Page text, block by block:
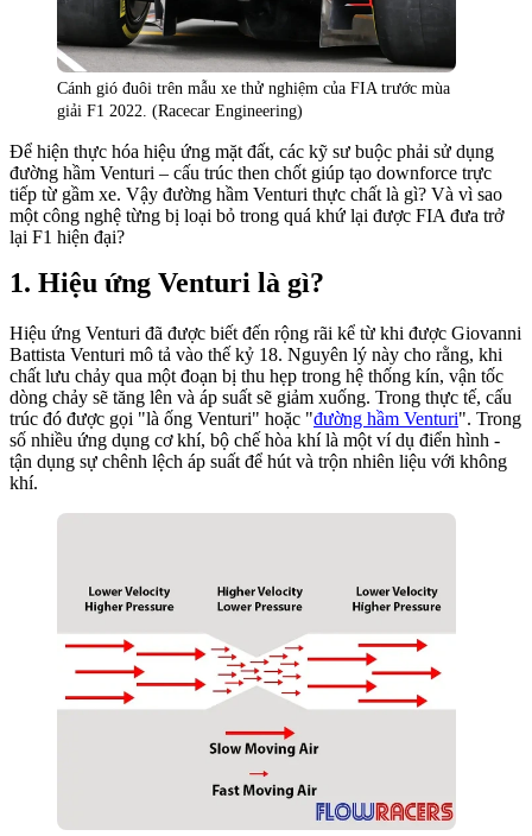
Cánh gió đuôi trên mẫu xe thử nghiệm của FIA trước mùa
giải F1 2022. (Racecar Engineering)
Để hiện thực hóa hiệu ứng mặt đất, các kỹ sư buộc phải sử dụng
đường hầm Venturi – cấu trúc then chốt giúp tạo downforce trực
tiếp từ gầm xe. Vậy đường hầm Venturi thực chất là gì? Và vì sao
một công nghệ từng bị loại bỏ trong quá khứ lại được FIA đưa trở
lại F1 hiện đại?
Hiệu ứng Venturi là gì?
Hiệu ứng Venturi đã được biết đến rộng rãi kể từ khi được Giovanni
Battista Venturi mô tả vào thế kỷ 18. Nguyên lý này cho rằng, khi
chất lưu chảy qua một đoạn bị thu hẹp trong hệ thống kín, vận tốc
dòng chảy sẽ tăng lên và áp suất sẽ giảm xuống. Trong thực tế, cấu
trúc đó được gọi "là ống Venturi" hoặc "đường hầm Venturi". Trong
số nhiều ứng dụng cơ khí, bộ chế hòa khí là một ví dụ điển hình -
tận dụng sự chênh lệch áp suất để hút và trộn nhiên liệu với không
khí.